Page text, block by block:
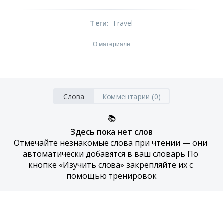
Теги: Travel
О материале
Слова Комментарии (0)
📚
Здесь пока нет слов
Отмечайте незнакомые слова при чтении — они
автоматически добавятся в ваш словарь По
кнопке «Изучить слова» закрепляйте их с
помощью тренировок